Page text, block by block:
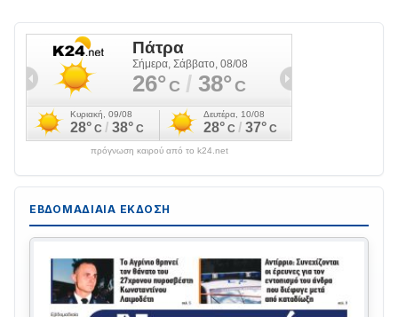
πρόγνωση καιρού από το k24.net